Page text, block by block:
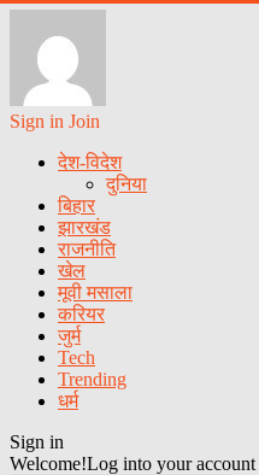
Sign in Join
देश-विदेश
दुनिया
बिहार
झारखंड
राजनीति
खेल
मूवी मसाला
करियर
जुर्म
Tech
Trending
धर्म
Sign in
Welcome!Log into your account